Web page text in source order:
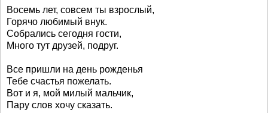
Восемь лет, совсем ты взрослый,
Горячо любимый внук.
Собрались сегодня гости,
Много тут друзей, подруг.
Все пришли на день рожденья
Тебе счастья пожелать.
Вот и я, мой милый мальчик,
Пару слов хочу сказать.